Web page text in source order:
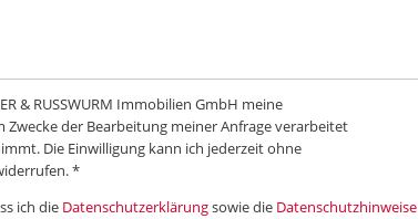
& RUSSWURM Immobilien GmbH meine
Zwecke der Bearbeitung meiner Anfrage verarbeitet
Die Einwilligung kann ich jederzeit ohne
*
ich die Datenschutzerklärungsowie die Datenschutzhinweise